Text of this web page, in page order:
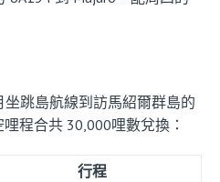
跳島航線到訪馬紹爾群島的
程合共 30,000哩數兌換：
行程